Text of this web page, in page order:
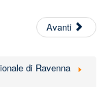
Avanti
di Ravenna